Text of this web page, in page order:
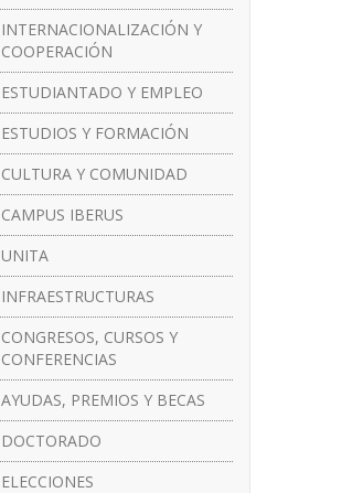
INTERNACIONALIZACIÓN Y
COOPERACIÓN
ESTUDIANTADO Y EMPLEO
ESTUDIOS Y FORMACIÓN
CULTURA Y COMUNIDAD
CAMPUS IBERUS
UNITA
INFRAESTRUCTURAS
CONGRESOS, CURSOS Y
CONFERENCIAS
AYUDAS, PREMIOS Y BECAS
DOCTORADO
ELECCIONES